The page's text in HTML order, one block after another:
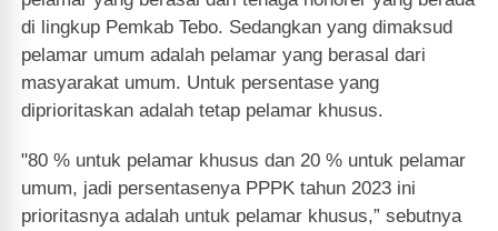
di lingkup Pemkab Tebo. Sedangkan yang dimaksud
pelamar umum adalah pelamar yang berasal dari
masyarakat umum. Untuk persentase yang
diprioritaskan adalah tetap pelamar khusus.
"80 % untuk pelamar khusus dan 20 % untuk pelamar
umum, jadi persentasenya PPPK tahun 2023 ini
prioritasnya adalah untuk pelamar khusus,” sebutnya